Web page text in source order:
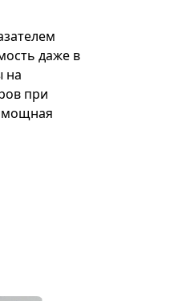
даже в
на
при
мощная